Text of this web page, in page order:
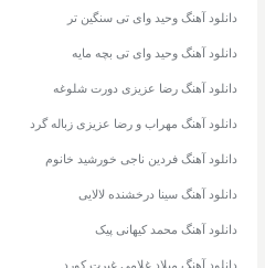
دانلود آهنگ وحید وای تی سنگین تر
دانلود آهنگ وحید وای تی بچه مایه
دانلود آهنگ رضا عزیزی دورت شلوغه
دانلود آهنگ مهراب و رضا عزیزی زباله گرد
دانلود آهنگ فردین ناجی خورشید خانوم
دانلود آهنگ سینا درخشنده لالایی
دانلود آهنگ محمد کیهانی پیک
دانلود آهنگ میلاد غلامی غیرت کورد